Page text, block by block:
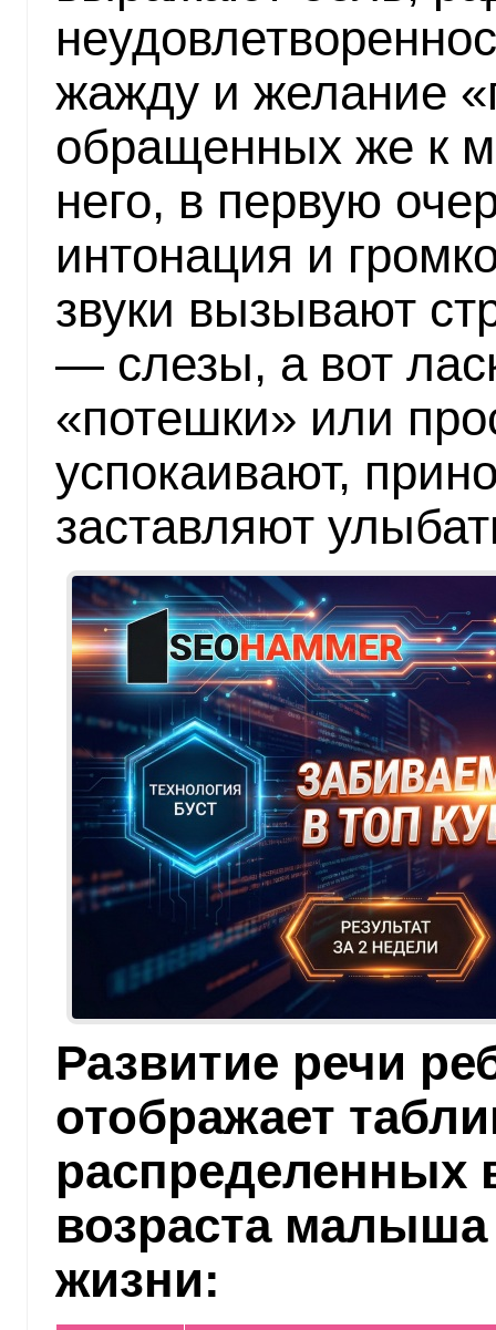
жажду и желание
обращенных же к
него, в первую
интонация и
звуки вызывают
— слезы, а вот
«потешки» или
успокаивают,
заставляют
Развитие речи
отображает
распределенных
возраста малыша
жизни: